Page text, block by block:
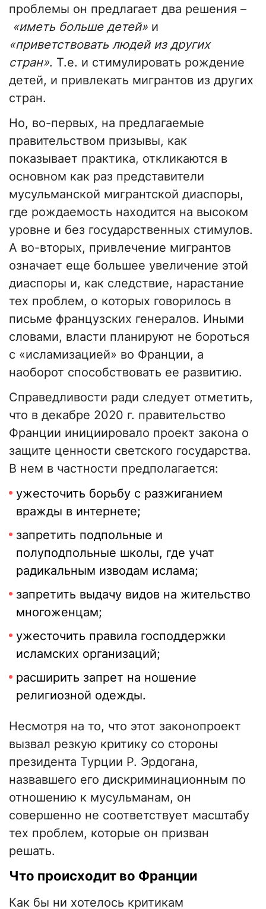
проблемы он предлагает два решения –
«иметь больше детей» и
«приветствовать людей из других
стран». Т.е. и стимулировать рождение
детей, и привлекать мигрантов из других
стран.
Но, во-первых, на предлагаемые
правительством призывы, как
показывает практика, откликаются в
основном как раз представители
мусульманской мигрантской диаспоры,
где рождаемость находится на высоком
уровне и без государственных стимулов.
А во-вторых, привлечение мигрантов
означает еще большее увеличение этой
диаспоры и, как следствие, нарастание
тех проблем, о которых говорилось в
письме французских генералов. Иными
словами, власти планируют не бороться
с «исламизацией» во Франции, а
наоборот способствовать ее развитию.
Справедливости ради следует отметить,
что в декабре 2020 г. правительство
Франции инициировало проект закона о
защите ценности светского государства.
В нем в частности предполагается:
ужесточить борьбу с разжиганием
вражды в интернете;
запретить подпольные и
полуподпольные школы, где учат
радикальным изводам ислама;
запретить выдачу видов на жительство
многоженцам;
ужесточить правила господдержки
исламских организаций;
расширить запрет на ношение
религиозной одежды.
Несмотря на то, что этот законопроект
вызвал резкую критику со стороны
президента Турции Р. Эрдогана,
назвавшего его дискриминационным по
отношению к мусульманам, он
совершенно не соответствует масштабу
тех проблем, которые он призван
решать.
Что происходит во Франции
Как бы ни хотелось критикам